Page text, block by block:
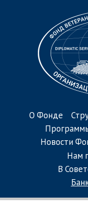
О Фонде
Новости
Нам
В